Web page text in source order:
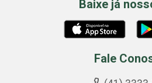
Baixe já
Fale